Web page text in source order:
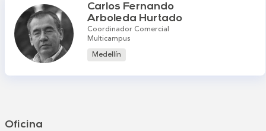
Carlos Fernando
Arboleda Hurtado
Coordinador Comercial
Multicampus
Medellín
Oficina